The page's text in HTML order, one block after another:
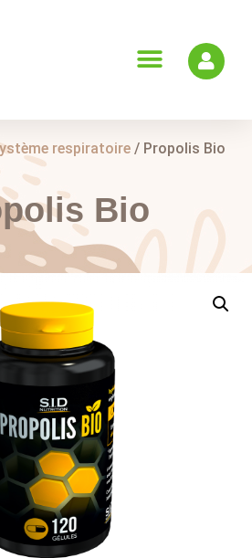
respiratoire / Propolis Bio
Bio